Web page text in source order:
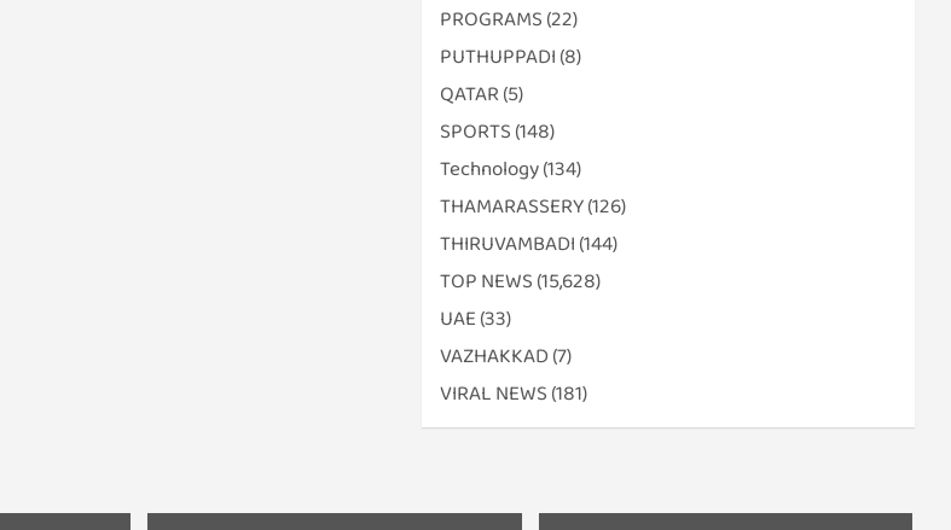
PROGRAMS (22)
PUTHUPPADI (8)
QATAR (5)
SPORTS (148)
Technology(134)
THAMARASSERY(126)
THIRUVAMBADI (144)
TOP NEWS (15,628)
UAE (33)
VAZHAKKAD(7)
VIRAL NEWS (181)